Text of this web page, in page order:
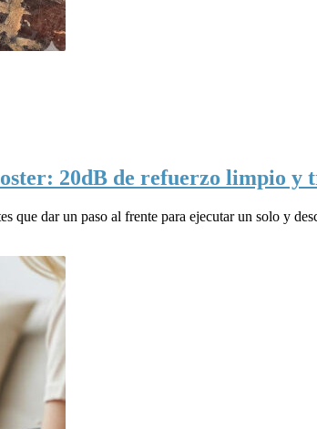
20dB de refuerzo limpio y
que dar un paso al frente para ejecutar un solo y